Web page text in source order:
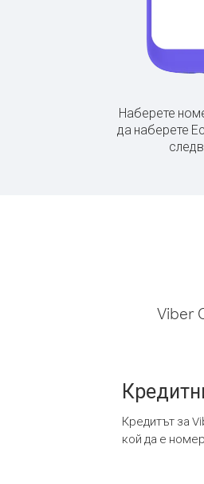
Наберете
да наберете
Viber
Кредитът за
кой да е